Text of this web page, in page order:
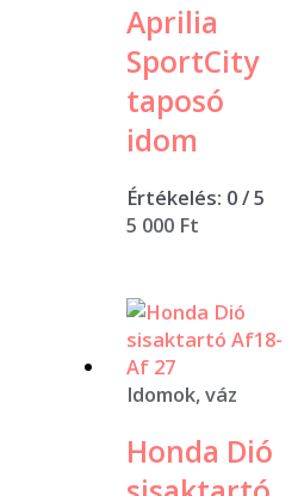
Aprilia
SportCity
taposó
idom
Értékelés: 0/ 5
5 000 Ft
Idomok, váz
Honda Dió